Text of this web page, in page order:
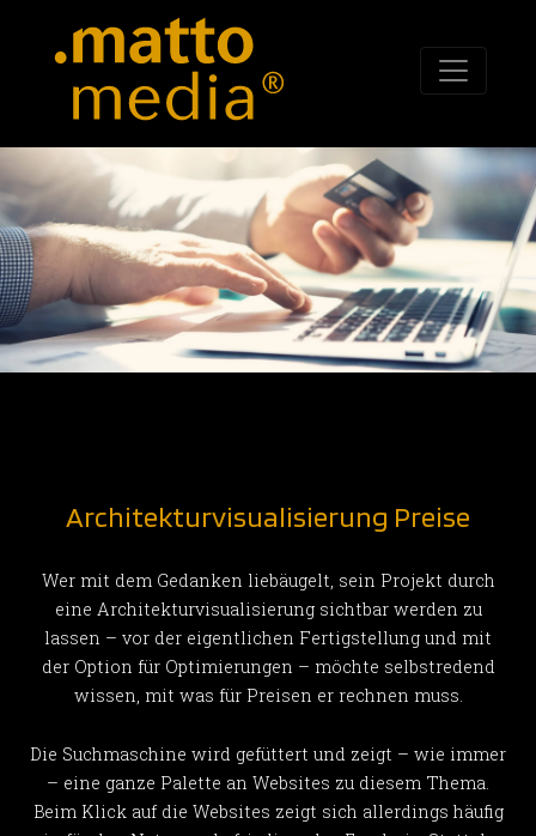
Architekturvisualisierung Preise
Wer mit dem Gedanken liebäugelt, sein Projekt durch
eine Architekturvisualisierung sichtbar werden zu
lassen – vor der eigentlichen Fertigstellung und mit
der Option für Optimierungen – möchte selbstredend
wissen, mit was für Preisen er rechnen muss.
Die Suchmaschine wird gefüttert und zeigt – wie immer
– eine ganze Palette an Websites zu diesem Thema.
Beim Klick auf die Websites zeigt sich allerdings häufig